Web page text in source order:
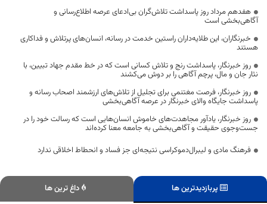
هفدهم مرداد روز پاسداشت تلاش‌گران بی‌ادعای عرصه اطلاع‌رسانی و
آگاهی‌بخشی است
خبرنگاران، این طلایه‌داران راستین خدمت در رسانه، انسان‌های پرتلاش و فداکاری
هستند
روز خبرنگار، پاسداشت رنج و تلاش کسانی است که در خط مقدم جهاد تبیین، با
نثار جان و مال، پرچم آگاهی را بر دوش می‌کشند
روز خبرنگار، فرصت مغتنمی برای تجلیل از تلاش‌های ارزشمند اصحاب رسانه و
پاسداشت جایگاه والای خبرنگار در عرصه آگاهی‌بخشی
روز خبرنگار، یادآور مجاهدت‌های خاموش انسان‌هایی است که رسالت خود را در
جست‌وجوی حقیقت و آگاهی‌بخشی به جامعه معنا کرده‌اند
فرهنگ مادی و لیبرال‌دموکراسی نتیجه‌ای جز فساد و انحطاط اخلاقی ندارد
پربازدیدترین ها داغ ترین ها